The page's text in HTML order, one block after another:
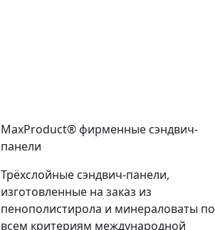
MaxProduct® фирменные сэндвич-
панели
Трёхслойные сэндвич-панели,
изготовленные на заказ из
пенополистирола и минераловаты по
всем критериям международной